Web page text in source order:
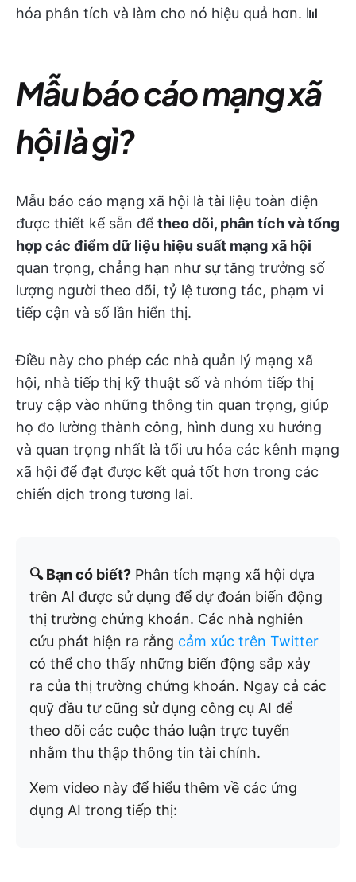
hóa phân tích và làm cho nó hiệu quả hơn. 📊
Mẫu báo cáo mạng xã
hội là gì?
Mẫu báo cáo mạng xã hội là tài liệu toàn diện
được thiết kế sẵn để theo dõi, phân tích và tổng
hợp các điểm dữ liệu hiệu suất mạng xã hội
quan trọng, chẳng hạn như sự tăng trưởng số
lượng người theo dõi, tỷ lệ tương tác, phạm vi
tiếp cận và số lần hiển thị.
Điều này cho phép các nhà quản lý mạng xã
hội, nhà tiếp thị kỹ thuật số và nhóm tiếp thị
truy cập vào những thông tin quan trọng, giúp
họ đo lường thành công, hình dung xu hướng
và quan trọng nhất là tối ưu hóa các kênh mạng
xã hội để đạt được kết quả tốt hơn trong các
chiến dịch trong tương lai.
🔍 Bạn có biết? Phân tích mạng xã hội dựa
trên AI được sử dụng để dự đoán biến động
thị trường chứng khoán. Các nhà nghiên
cứu phát hiện ra rằng cảm xúc trên Twitter
có thể cho thấy những biến động sắp xảy
ra của thị trường chứng khoán. Ngay cả các
quỹ đầu tư cũng sử dụng công cụ AI để
theo dõi các cuộc thảo luận trực tuyến
nhằm thu thập thông tin tài chính.
Xem video này để hiểu thêm về các ứng
dụng AI trong tiếp thị: